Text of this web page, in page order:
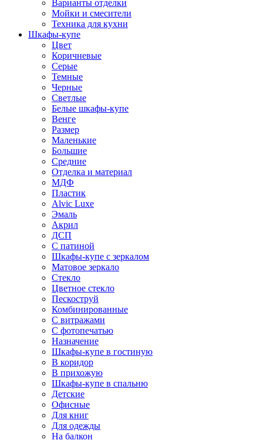
Варианты отделки
Мойки и смесители
Техника для кухни
Шкафы-купе
Цвет
Коричневые
Серые
Темные
Черные
Светлые
Белые шкафы-купе
Венге
Размер
Маленькие
Большие
Средние
Отделка и материал
МДФ
Пластик
Alvic Luxe
Эмаль
Акрил
ДСП
С патиной
Шкафы-купе с зеркалом
Матовое зеркало
Стекло
Цветное стекло
Пескоструй
Комбинированные
С витражами
С фотопечатью
Назначение
Шкафы-купе в гостиную
В коридор
В прихожую
Шкафы-купе в спальню
Детские
Офисные
Для книг
Для одежды
На балкон